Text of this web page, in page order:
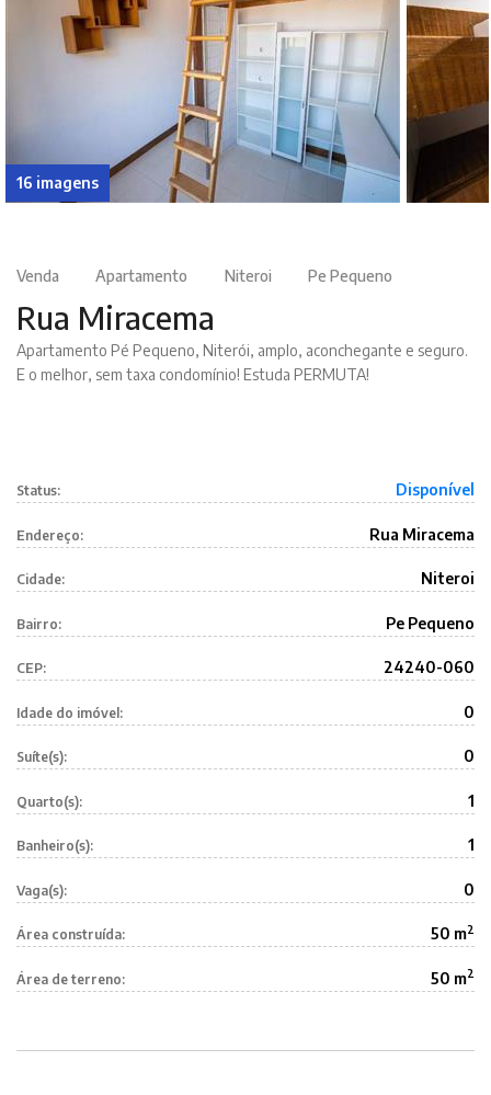
16 imagens
Venda Apartamento Niteroi Pe Pequeno
Rua Miracema
Apartamento Pé Pequeno, Niterói, amplo, aconchegante e seguro.
E o melhor, sem taxa condomínio! Estuda PERMUTA!
Status: Disponível
Endereço: Rua Miracema
Cidade: Niteroi
Bairro: Pe Pequeno
CEP: 24240-060
Idade do imóvel: 0
Suíte(s): 0
Quarto(s): 1
Banheiro(s): 1
Vaga(s): 0
Área construída: 50 m2
Área de terreno: 50 m2